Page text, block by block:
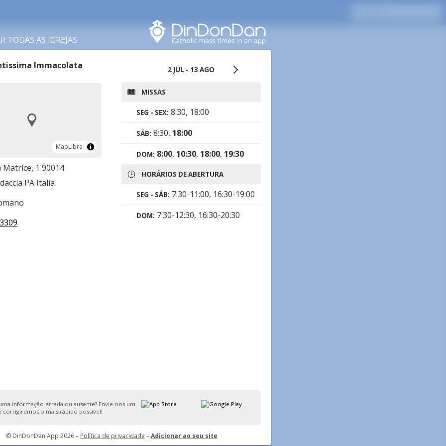
TODAS AS IGREJAS
Immacolata
MapLibre
MapLibre
Matrice, 1 90014
PA Italia
2 JUL - 13 AGO
MISSAS
SEG - SEX: 8:30, 18:00
SÁB: 8:30, 18:00
DOM: 8:00, 10:30, 18:00, 19:30
HORÁRIOS DE ABERTURA
SEG - SÁB: 7:30-11:00, 16:30-19:00
DOM: 7:30-12:30, 16:30-20:30
informação errada ou ausente? Envie-nos um
corrigiremos o mais rápido possível!
© DinDonDan App 2026 – Política de privacidade –Adicionar ao seu site